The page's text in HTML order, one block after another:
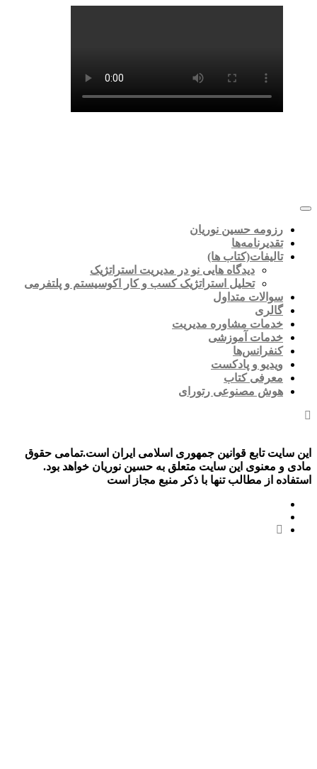
رزومه حسین نوریان
تقدیرنامه‌ها
تالیفات(کتاب ها)
دیدگاه هایی نو در مدیریت استراتژیک
تحلیل استراتژیک کسب و کار اکوسیستم و پلتفرمی
سوالات متداول
گالری
خدمات مشاوره مدیریت
خدمات آموزشی
کنفرانس‌ها
ویدیو و پادکست
معرفی کتاب
هوش مصنوعی رتورای
این سایت تابع قوانین جمهوری اسلامی ایران است.تمامی حقوق
مادی و معنوی این سایت متعلق به حسین نوریان خواهد بود.
استفاده از مطالب تنها با ذکر منبع مجاز است